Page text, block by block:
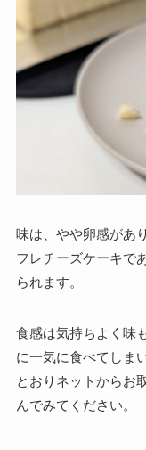
味は、やや卵感があ
フレチーズケーキで
られます。
食感は気持ちよく味
に一気に食べてしま
とおりネットからお
んでみてください。